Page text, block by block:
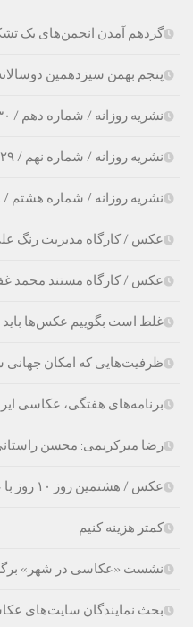
گردهم آمدن انجمن‌های یک
پنجم بهمن سیزدهمین
نشریه روزانه / شماره دهم / ۳۰ دی
نشریه روزانه / شماره نهم / ۲۹ دی
نشریه روزانه / شماره هشتم / ۲۸ دی
عکس / کارگاه مدیریت رنگ
عکس / کارگاه مستند محمد
غلط است بگوییم عکس‌ها باید
ظرفیت‌هایی که امکان جهانی
برنامه‌های هفتگی، عکاسی
رضا میرکریمی: محسن
عکس / هشتمین روز ۱۰ روز با عکاسان / وحید حسامیان
کمتر هزینه کنیم
نشست «عکاسی در شهر»
بحث نمایندگان سایت‌های